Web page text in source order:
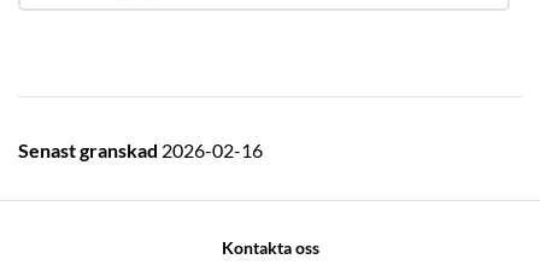
Senast granskad 2026-02-16
Kontakta oss